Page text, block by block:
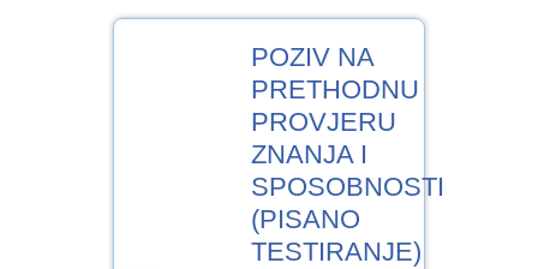
POZIV NA
PRETHODNU
PROVJERU
ZNANJA I
SPOSOBNOSTI
(PISANO
TESTIRANJE)